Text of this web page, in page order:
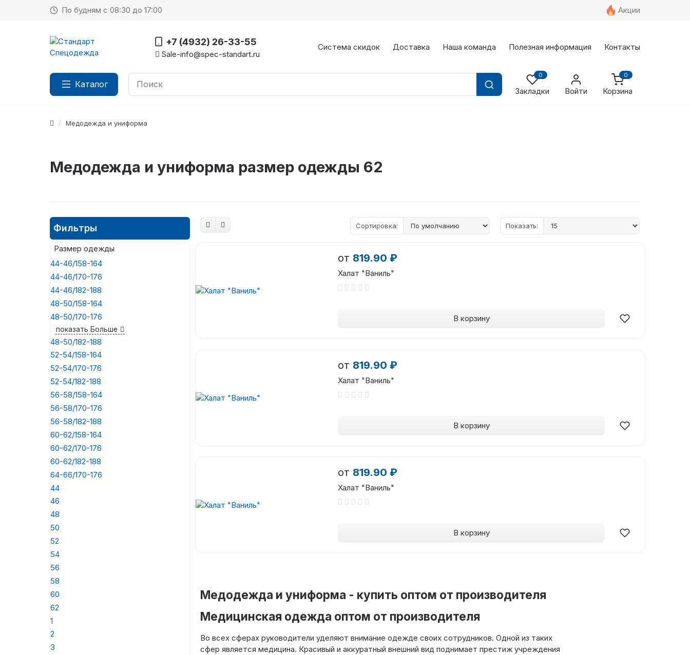
По будням с 08:30 до 17:00 Акции
+7 (4932) 26-33-55
Sale-info@spec-standart.ru
Система скидок Доставка Наша команда Полезная информация Контакты
Каталог
0
Закладки Войти
0
Корзина
Медодежда и униформа
Медодежда и униформа размер одежды 62
Фильтры
Размер одежды
44-46/158-164
44-46/170-176
44-46/182-188
48-50/158-164
48-50/170-176
показать Больше
48-50/182-188
52-54/158-164
52-54/170-176
52-54/182-188
56-58/158-164
56-58/170-176
56-58/182-188
60-62/158-164
60-62/170-176
60-62/182-188
64-66/170-176
44
46
48
50
52
54
56
58
60
62
1
2
3
Сортировка: Показать:
от 819.90 ₽
Халат "Ваниль"
В корзину
от 819.90 ₽
Халат "Ваниль"
В корзину
от 819.90 ₽
Халат "Ваниль"
В корзину
Медодежда и униформа - купить оптом от производителя
Медицинская одежда оптом от производителя
Во всех сферах руководители уделяют внимание одежде своих сотрудников. Одной из таких
сфер является медицина. Красивый и аккуратный внешний вид поднимает престиж учреждения